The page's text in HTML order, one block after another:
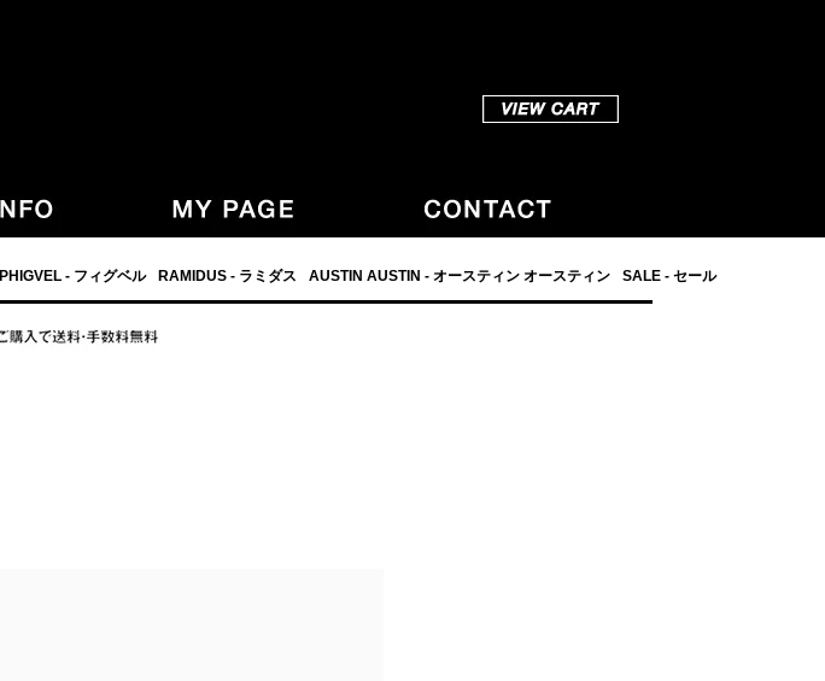
PHIGVEL - フィグベル RAMIDUS - ラミダス AUSTIN AUSTIN - オースティン オースティン SALE - セール